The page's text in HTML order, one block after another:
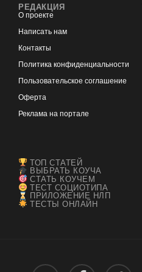
РЕДАКЦИЯ
О проекте
Написать нам
Контакты
Политика конфиденциальности
Пользовательское соглашение
Оферта
Реклама на портале
ТОП СТАТЕЙ
ВЫБРАТЬ КОУЧА
СТАТЬ КОУЧЕМ
ТЕСТ СОЦИОТИПА
ПРИЛОЖЕНИЕ НЛП
ТЕСТЫ ОНЛАЙН